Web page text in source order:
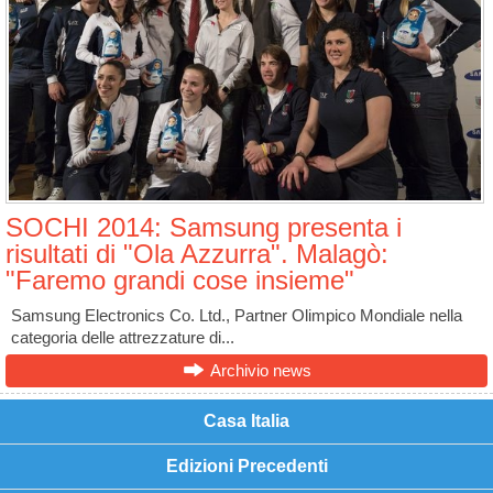
SOCHI 2014: Samsung presenta i
risultati di "Ola Azzurra". Malagò:
"Faremo grandi cose insieme"
Samsung Electronics Co. Ltd., Partner Olimpico Mondiale nella
categoria delle attrezzature di...
Archivio news
Casa Italia
Edizioni Precedenti